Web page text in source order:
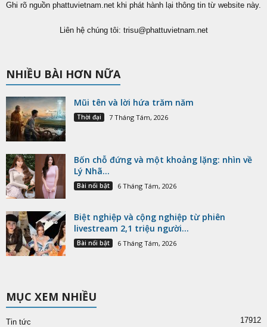
Ghi rõ nguồn phattuvietnam.net khi phát hành lại thông tin từ website này.
Liên hệ chúng tôi: trisu@phattuvietnam.net
NHIỀU BÀI HƠN NỮA
Mũi tên và lời hứa trăm năm
Thời đại 7 Tháng Tám, 2026
Bốn chỗ đứng và một khoảng lặng: nhìn về
Lý Nhã...
Bài nổi bật 6 Tháng Tám, 2026
Biệt nghiệp và cộng nghiệp từ phiên
livestream 2,1 triệu người...
Bài nổi bật 6 Tháng Tám, 2026
MỤC XEM NHIỀU
Tin tức 17912